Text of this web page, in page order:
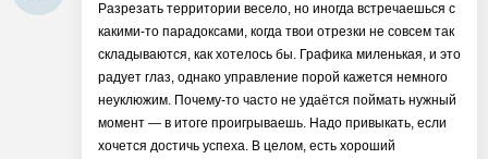
Разрезать территории весело, но иногда встречаешься с
какими-то парадоксами, когда твои отрезки не совсем так
складываются, как хотелось бы. Графика миленькая, и это
радует глаз, однако управление порой кажется немного
неуклюжим. Почему-то часто не удаётся поймать нужный
момент — в итоге проигрываешь. Надо привыкать, если
хочется достичь успеха. В целом, есть хороший